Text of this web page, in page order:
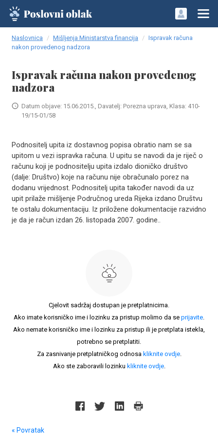
Naslovnica Mišljenja Ministarstva financija
Ispravak računa
nakon provedenog nadzora
Ispravak računa nakon provedenog
nadzora
Datum objave: 15.06.2015., Davatelj: Porezna uprava, Klasa: 410-
19/15-01/58
Podnositelj upita iz dostavnog popisa obratio nam se sa
upitom u vezi ispravka računa. U upitu se navodi da je riječ o
računu koji je podnositelju upita izdalo dioničko društvo
(dalje: Društvo) koje na računu nije obračunalo porez na
dodanu vrijednost. Podnositelj upita također navodi da uz
upit prilaže mišljenje Područnog ureda Rijeka izdano Društvu
te ostalu dokumentaciju. Iz priložene dokumentacije razvidno
je da je račun izdan 26. listopada 2007. godine..
Cjelovit sadržaj dostupan je pretplatnicima.
Ako imate korisničko ime i lozinku za pristup molimo da se prijavite.
Ako nemate korisničko ime i lozinku za pristup ili je pretplata istekla,
potrebno se pretplatiti.
Za zasnivanje pretplatničkog odnosa kliknite ovdje.
Ako ste zaboravili lozinku kliknite ovdje.
« Povratak